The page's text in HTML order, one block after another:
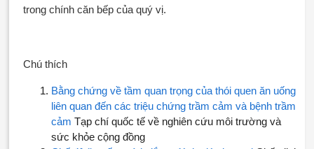
trong chính căn bếp của quý vị.
Chú thích
Bằng chứng về tầm quan trọng của thói quen ăn uống
liên quan đến các triệu chứng trầm cảm và bệnh trầm
cảm Tạp chí quốc tế về nghiên cứu môi trường và
sức khỏe cộng đồng